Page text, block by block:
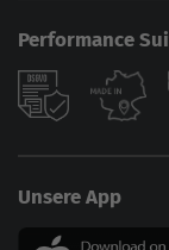
Performance
Unsere App